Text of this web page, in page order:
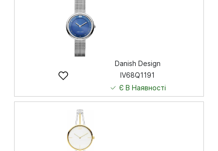
Danish Design
IV68Q1191
Є В Наявності